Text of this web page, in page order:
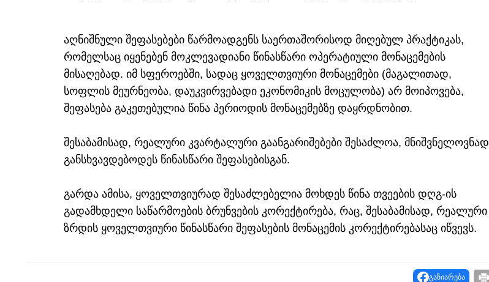
აღნიშნული შეფასებები წარმოადგენს საერთაშორისოდ მიღებულ პრაქტიკას,
რომელსაც იყენებენ მოკლევადიანი წინასწარი ოპერატიული მონაცემების
მისაღებად. იმ სფეროებში, სადაც ყოველთვიური მონაცემები (მაგალითად,
სოფლის მეურნეობა, დაუკვირვებადი ეკონომიკის მოცულობა) არ მოიპოვება,
შეფასება გაკეთებულია წინა პერიოდის მონაცემებზე დაყრდნობით.
შესაბამისად, რეალური კვარტალური გაანგარიშებები შესაძლოა, მნიშვნელოვნად
განსხვავდებოდეს წინასწარი შეფასებისგან.
გარდა ამისა, ყოველთვიურად შესაძლებელია მოხდეს წინა თვეების დღგ-ის
გადამხდელი საწარმოების ბრუნვების კორექტირება, რაც, შესაბამისად, რეალური
ზრდის ყოველთვიური წინასწარი შეფასების მონაცემის კორექტირებასაც იწვევს.
გაზიარება